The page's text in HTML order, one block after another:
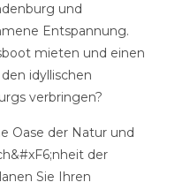
und
Entspannung.
mieten und einen
idyllischen
verbringen?
Oase der Natur und
der
Sie Ihren